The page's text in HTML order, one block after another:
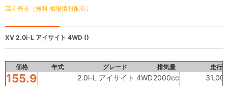
高く売る（無料 相場情報配信）
XV 2.0i-L アイサイト 4WD ()
価格 年式 グレード 排気量 走行
155.9 2.0i-L アイサイト 4WD2000cc